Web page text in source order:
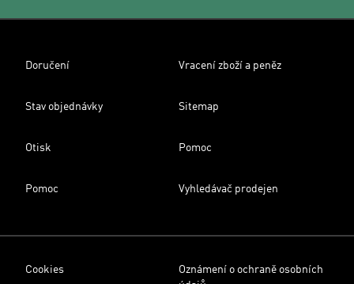
Doručení Vracení zboží a peněz
Stav objednávky Sitemap
Otisk Pomoc
Pomoc Vyhledávač prodejen
Cookies
Oznámení o ochraně osobních